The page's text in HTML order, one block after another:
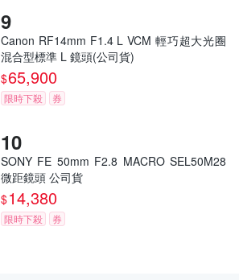
Canon RF14mm F1.4 L VCM 輕巧超大光圈
混合型標準 L 鏡頭(公司貨)
$65,900
限時下殺 券
SONY FE 50mm F2.8 MACRO SEL50M28
微距鏡頭 公司貨
$14,380
限時下殺 券